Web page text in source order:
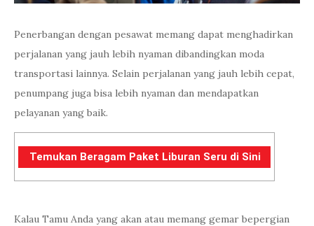
Penerbangan dengan pesawat memang dapat menghadirkan
perjalanan yang jauh lebih nyaman dibandingkan moda
transportasi lainnya. Selain perjalanan yang jauh lebih cepat,
penumpang juga bisa lebih nyaman dan mendapatkan
pelayanan yang baik.
Temukan Beragam Paket Liburan Seru di Sini
Kalau Tamu Anda yang akan atau memang gemar bepergian